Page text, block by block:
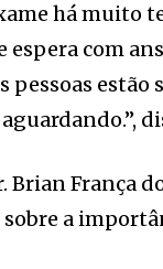
há muito
com
pessoas estão
França
a